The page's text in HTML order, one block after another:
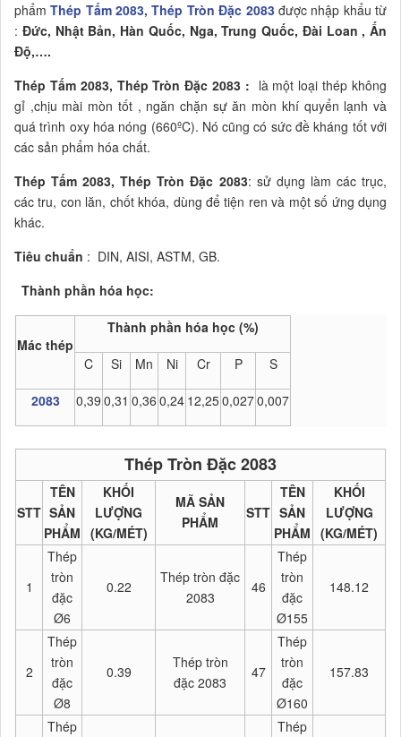
phẩmThép Tấm 2083, Thép Tròn Đặc 2083được nhập khẩu từ
: Đức, Nhật Bản, Hàn Quốc, Nga, Trung Quốc, Đài Loan , Ấn
Độ,….
Thép Tấm 2083, Thép Tròn Đặc 2083 : là một loại thép không
gỉ ,chịu mài mòn tốt , ngăn chặn sự ăn mòn khí quyển lạnh và
quá trình oxy hóa nóng (660ºC). Nó cũng có sức đề kháng tốt với
các sản phẩm hóa chất.
Thép Tấm 2083, Thép Tròn Đặc 2083: sử dụng làm các trục,
các tru, con lăn, chốt khóa, dùng để tiện ren và một số ứng dụng
khác.
Tiêu chuẩn : DIN, AISI, ASTM, GB.
Thành phần hóa học:
Mác thép
Thành phần hóa học (%)
C Si Mn Ni Cr P S
2083 0,39 0,31 0,36 0,24 12,250,0270,007
Thép Tròn Đặc 2083
STT
TÊN
SẢN
PHẨM
KHỐI
LƯỢNG
(KG/MÉT)
MÃ SẢN
PHẨM
STT
TÊN
SẢN
PHẨM
KHỐI
LƯỢNG
(KG/MÉT)
1
Thép
tròn
đặc
Ø6
0.22
Thép tròn đặc
2083
46
Thép
tròn
đặc
Ø155
148.12
2
Thép
tròn
đặc
Ø8
0.39
Thép tròn
đặc 2083
47
Thép
tròn
đặc
Ø160
157.83
Thép
Thép